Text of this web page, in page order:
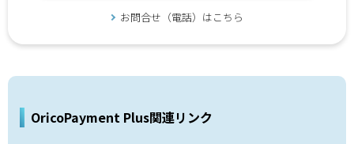
お問合せ（電話）はこちら
OricoPayment Plus関連リンク